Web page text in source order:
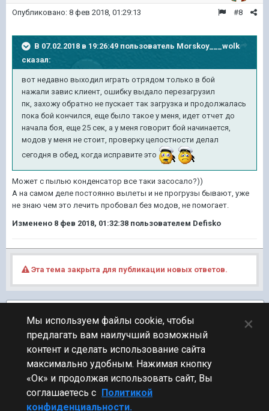
#8
Опубликовано: 8 фев 2018, 01:29:13
В 07.02.2018 в 19:26:49 пользователь Morskoy___wolk
сказал:
вот недавно выходил играть отрядом только в бой
нажали завис клиент, ошибку выдало перезагрузил
пк, захожу обратно не пускает так загрузка и продолжалась
пока бой кончился, еще было такое у меня, идет отчет до
начала боя, еще 25 сек, а у меня говорит бой начинается,
модов у меня не стоит, проверку целостности делал
сегодня в обед, когда исправите это
Может с пылью конденсатор все таки засосало?))
А на самом деле постоянно вылеты и не прогрузы бывают, уже
не знаю чем это лечить пробовал без модов, не помогает.
Изменено 8 фев 2018, 01:32:38 пользователем Defisko
Эта тема закрыта для публикации новых ответов.
ПЕРЕЙТИ К СПИСКУ ТЕМ
Технические вопросы
Стиль
Мы используем файлы cookie, чтобы
предлагать вам наилучший возможный
контент и сделать использование сайта
максимально удобным. Нажимая кнопку
«Ок» и продолжая использовать сайт, Вы
соглашаетесь с Политикой
конфиденциальности.
×